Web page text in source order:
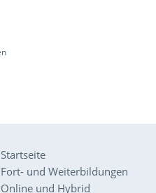
Startseite
Fort- und Weiterbildungen
Online und Hybrid